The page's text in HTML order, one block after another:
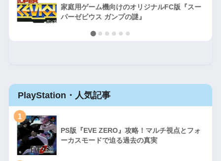
家庭用ゲーム機向けのオリジナルFC版『スー
パーゼビウス ガンプの謎』
PlayStation・人気記事
1
PS版『EVE ZERO』攻略！マルチ視点とフォ
ーカスモードで迫る過去の真実